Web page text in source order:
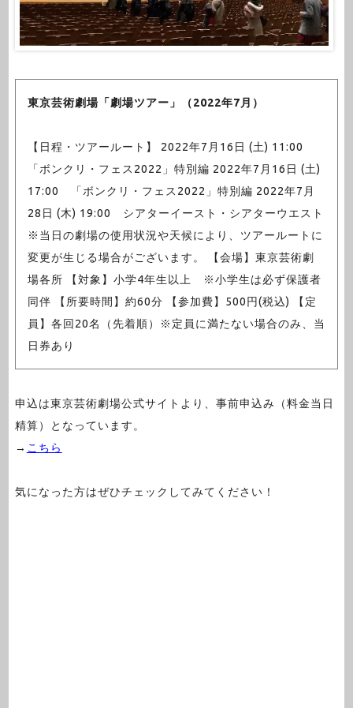
東京芸術劇場「劇場ツアー」（2022年7月）
【日程・ツアールート】 2022年7月16日 (土) 11:00
「ボンクリ・フェス2022」特別編 2022年7月16日 (土)
17:00 「ボンクリ・フェス2022」特別編 2022年7月
28日 (木) 19:00 シアターイースト・シアターウエスト
※当日の劇場の使用状況や天候により、ツアールートに
変更が生じる場合がございます。 【会場】東京芸術劇
場各所 【対象】小学4年生以上 ※小学生は必ず保護者
同伴 【所要時間】約60分 【参加費】500円(税込) 【定
員】各回20名（先着順）※定員に満たない場合のみ、当
日券あり
申込は東京芸術劇場公式サイトより、事前申込み（料金当日
精算）となっています。
→ こちら
気になった方はぜひチェックしてみてください！